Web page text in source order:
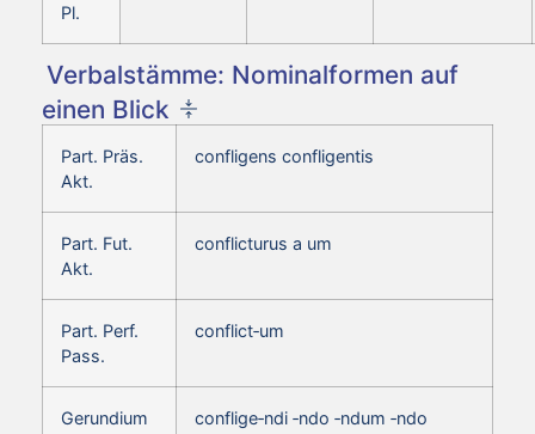
Pl.
Verbalstämme: Nominalformen auf
einen Blick
Part. Präs.
Akt.
confligens confligentis
Part. Fut.
Akt.
conflicturus a um
Part. Perf.
Pass.
conflict‑um
Gerundium conflige‑ndi ‑ndo ‑ndum ‑ndo